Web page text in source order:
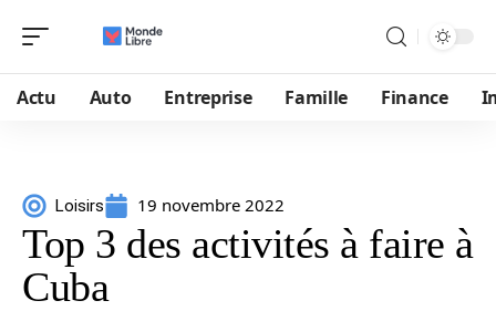
Actu Auto Entreprise Famille Finance
Loisirs 19 novembre 2022
Top 3 des activités à faire à
Cuba